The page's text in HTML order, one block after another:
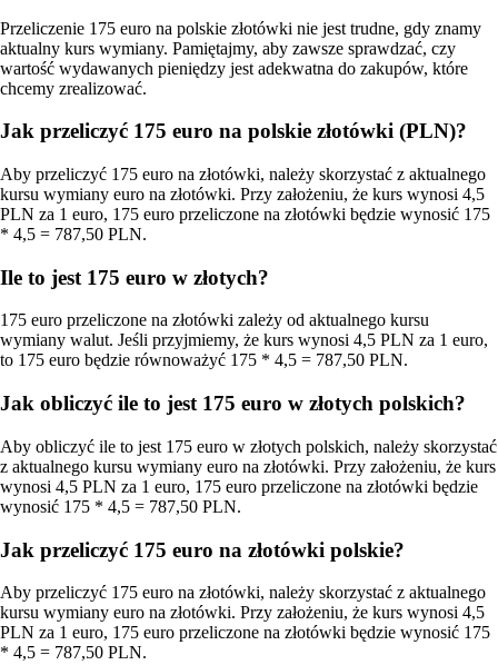
Przeliczenie 175 euro na polskie złotówki nie jest trudne, gdy znamy
aktualny kurs wymiany. Pamiętajmy, aby zawsze sprawdzać, czy
wartość wydawanych pieniędzy jest adekwatna do zakupów, które
chcemy zrealizować.
Jak przeliczyć 175 euro na polskie złotówki (PLN)?
Aby przeliczyć 175 euro na złotówki, należy skorzystać z aktualnego
kursu wymiany euro na złotówki. Przy założeniu, że kurs wynosi 4,5
PLN za 1 euro, 175 euro przeliczone na złotówki będzie wynosić 175
* 4,5 = 787,50 PLN.
Ile to jest 175 euro w złotych?
175 euro przeliczone na złotówki zależy od aktualnego kursu
wymiany walut. Jeśli przyjmiemy, że kurs wynosi 4,5 PLN za 1 euro,
to 175 euro będzie równoważyć 175 * 4,5 = 787,50 PLN.
Jak obliczyć ile to jest 175 euro w złotych polskich?
Aby obliczyć ile to jest 175 euro w złotych polskich, należy skorzystać
z aktualnego kursu wymiany euro na złotówki. Przy założeniu, że kurs
wynosi 4,5 PLN za 1 euro, 175 euro przeliczone na złotówki będzie
wynosić 175 * 4,5 = 787,50 PLN.
Jak przeliczyć 175 euro na złotówki polskie?
Aby przeliczyć 175 euro na złotówki, należy skorzystać z aktualnego
kursu wymiany euro na złotówki. Przy założeniu, że kurs wynosi 4,5
PLN za 1 euro, 175 euro przeliczone na złotówki będzie wynosić 175
* 4,5 = 787,50 PLN.